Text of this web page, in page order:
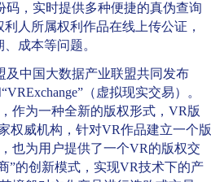
，实时提供多种便捷的真伪查询
人所属权利作品在线上传公证，
成本等问题。
中国大数据产业联盟共同发布
（虚拟现实交易）。
作为一种全新的版权形式，VR版
权威机构，针对VR作品建立一个版
也为用户提供了一个VR的版权交
”的创新模式，实现VR技术下的产